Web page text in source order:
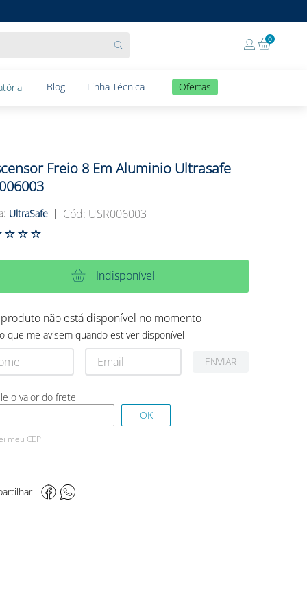
0
Blog Linha Técnica Ofertas
Freio 8 Em Aluminio Ultrasafe
UltraSafe : USR006003
☆☆☆
Indisponível
não está disponível no momento
que me avisem quando estiver disponível
ENVIAR
meu CEP